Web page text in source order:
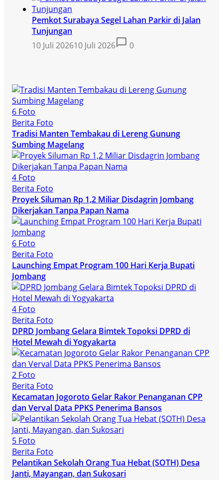
Pemkot Surabaya Segel Lahan Parkir di Jalan
Tunjungan
10 Juli 202610 Juli 2026 0
6 Foto
Berita Foto
Tradisi Manten Tembakau di Lereng Gunung
Sumbing Magelang
4 Foto
Berita Foto
Proyek Siluman Rp 1,2 Miliar Disdagrin Jombang
Dikerjakan Tanpa Papan Nama
6 Foto
Berita Foto
Launching Empat Program 100 Hari Kerja Bupati
Jombang
4 Foto
Berita Foto
DPRD Jombang Gelara Bimtek Topoksi DPRD di
Hotel Mewah di Yogyakarta
2 Foto
Berita Foto
Kecamatan Jogoroto Gelar Rakor Penanganan CPP
dan Verval Data PPKS Penerima Bansos
5 Foto
Berita Foto
Pelantikan Sekolah Orang Tua Hebat (SOTH) Desa
Janti, Mayangan, dan Sukosari